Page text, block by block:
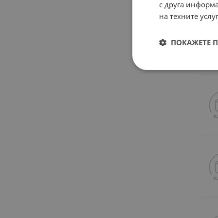
с друга
на техните
ПОКАЖЕТЕ